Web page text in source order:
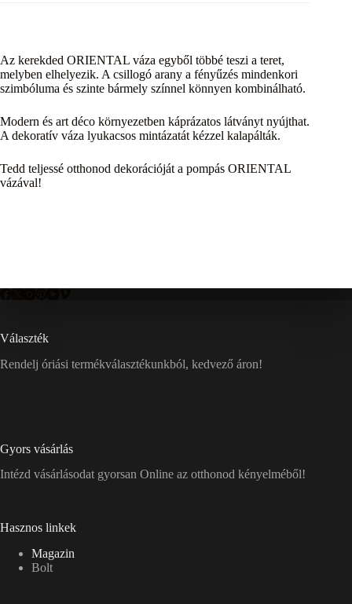
Az kerekded ORIENTAL váza egyből többé teszi a teret,
melyben elhelyezik. A csillogó arany a fényűzés mindenkori
szimbóluma és szinte bármely színnel könnyen kombinálható.
Modern és art déco környezetben káprázatos látványt nyújthat.
A dekoratív váza lyukacsos mintázatát kézzel kalapálták.
Tedd teljessé otthonod dekorációját a pompás ORIENTAL
vázával!
Választék
Rendelj óriási termékválasztékunkból, kedvező áron!
Gyors vásárlás
Intézd vásárlásodat gyorsan Online az otthonod kényelméből!
Hasznos linkek
Magazin
Bolt